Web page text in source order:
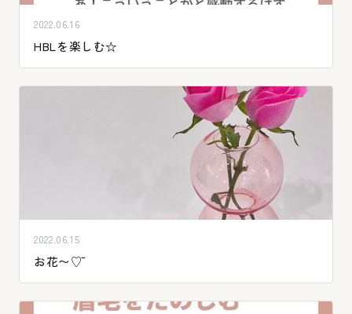
2022.06.16
HBLを楽しむ☆
2022.06.15
お花〜♡꙼̈